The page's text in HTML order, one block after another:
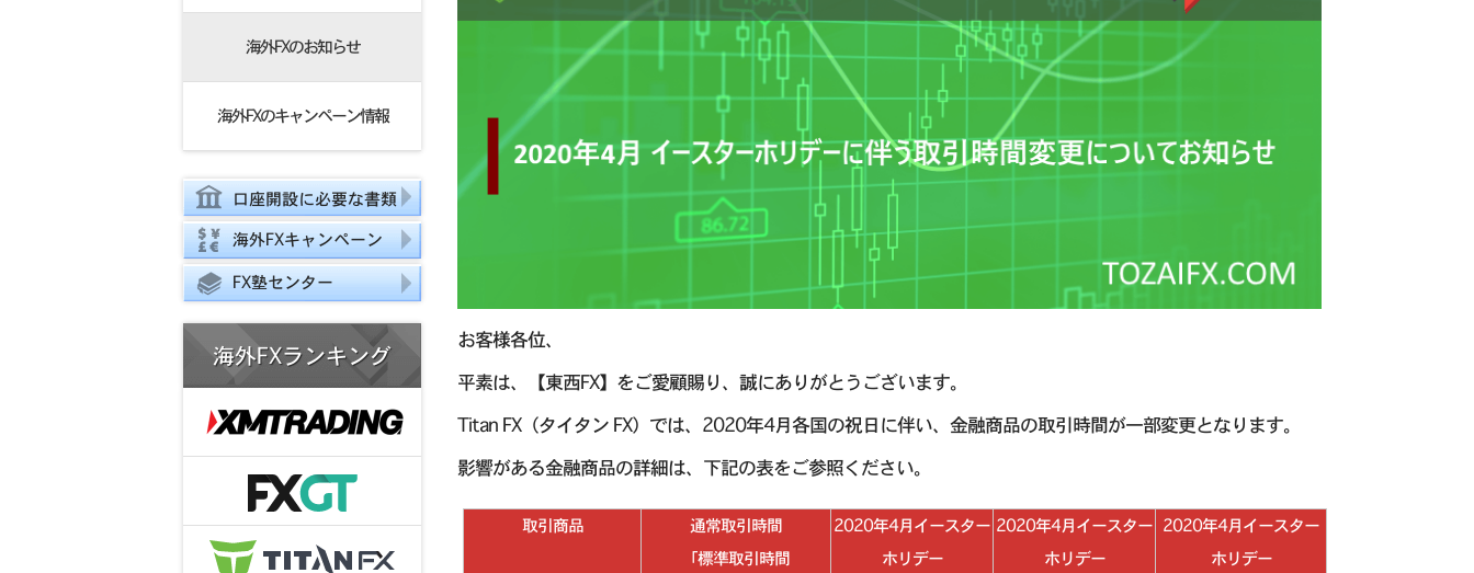
海外FXのお知らせ
海外FXのキャンペーン情報
口座開設に必要な書類
海外FXキャンペーン
FX塾センター
海外FXランキング
お客様各位、
平素は、【東西FX】をご愛顧賜り、誠にありがとうございます。
Titan FX（タイタン FX）では、2020年4月各国の祝日に伴い、金融商品の取引時間が一部変更となります。
影響がある金融商品の詳細は、下記の表をご参照ください。
取引商品
通常取引時間
「標準取引時間
2020年4月イースター
ホリデー
2020年4月イースター
ホリデー
2020年4月イースター
ホリデー